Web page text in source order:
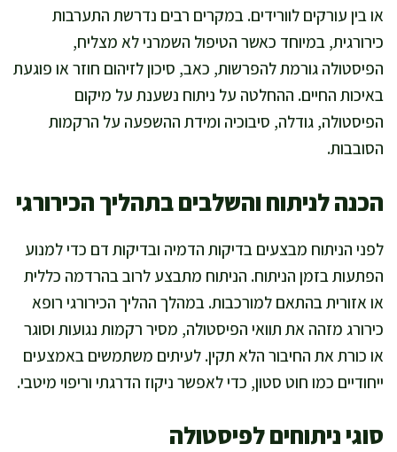
או בין עורקים לוורידים. במקרים רבים נדרשת התערבות
כירורגית, במיוחד כאשר הטיפול השמרני לא מצליח,
הפיסטולה גורמת להפרשות, כאב, סיכון לזיהום חוזר או פוגעת
באיכות החיים. ההחלטה על ניתוח נשענת על מיקום
הפיסטולה, גודלה, סיבוכיה ומידת ההשפעה על הרקמות
הסובבות.
הכנה לניתוח והשלבים בתהליך הכירורגי
לפני הניתוח מבצעים בדיקות הדמיה ובדיקות דם כדי למנוע
הפתעות בזמן הניתוח. הניתוח מתבצע לרוב בהרדמה כללית
או אזורית בהתאם למורכבות. במהלך ההליך הכירורגי רופא
כירורג מזהה את תוואי הפיסטולה, מסיר רקמות נגועות וסוגר
או כורת את החיבור הלא תקין. לעיתים משתמשים באמצעים
ייחודיים כמו חוט סטון, כדי לאפשר ניקוז הדרגתי וריפוי מיטבי.
סוגי ניתוחים לפיסטולה